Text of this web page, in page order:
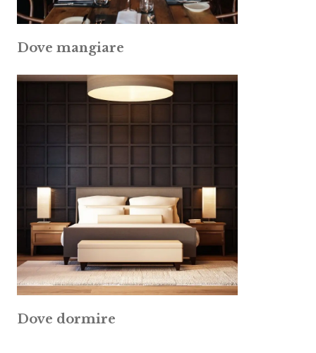
Dove mangiare
Dove dormire